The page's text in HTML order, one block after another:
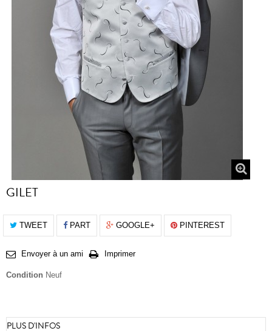
GILET
TWEET PART GOOGLE+ PINTEREST
Envoyer à un ami Imprimer
Condition Neuf
PLUS D'INFOS